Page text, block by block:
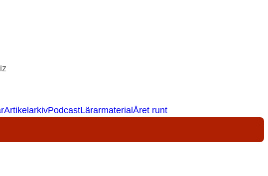
ArtikelarkivPodcastLärarmaterial Året runt